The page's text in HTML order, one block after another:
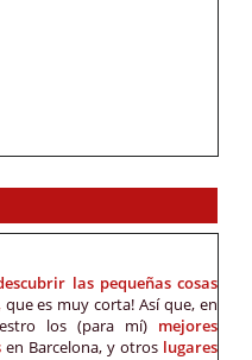
las pequeñas cosas
que es muy corta! Así que, en
los (para mí) mejores
en Barcelona, y otros lugares